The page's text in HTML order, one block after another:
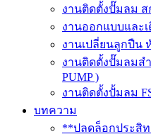
งานติดตั้งปั๊มลม ส
งานออกแบบและ
งานเปลี่ยนลูกปืน
งานติดตั้งปั๊มลมส
PUMP )
งานติดตั้งปั้มลม
บทความ
**ปลดล็อกประสิ